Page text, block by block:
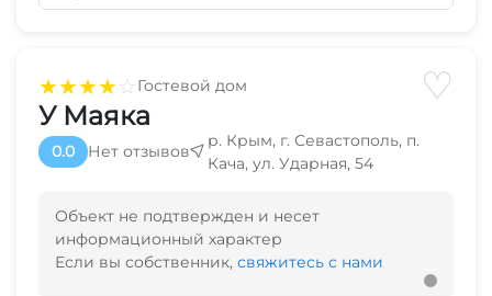
★★★★☆Гостевой дом ♡
У Маяка
0.0 Нет отзывов
р. Крым, г. Севастополь, п.
Кача, ул. Ударная, 54
Объект не подтвержден и несет
информационный характер
Если вы собственник, свяжитесь с нами